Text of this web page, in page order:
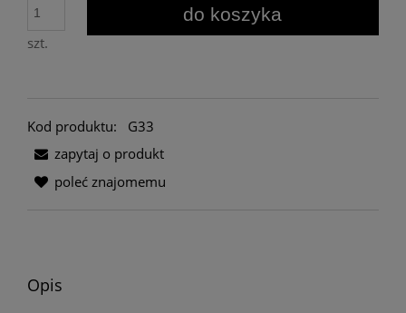
szt.
do koszyka
Kod produktu:
G33
zapytaj o produkt
poleć znajomemu
Opis